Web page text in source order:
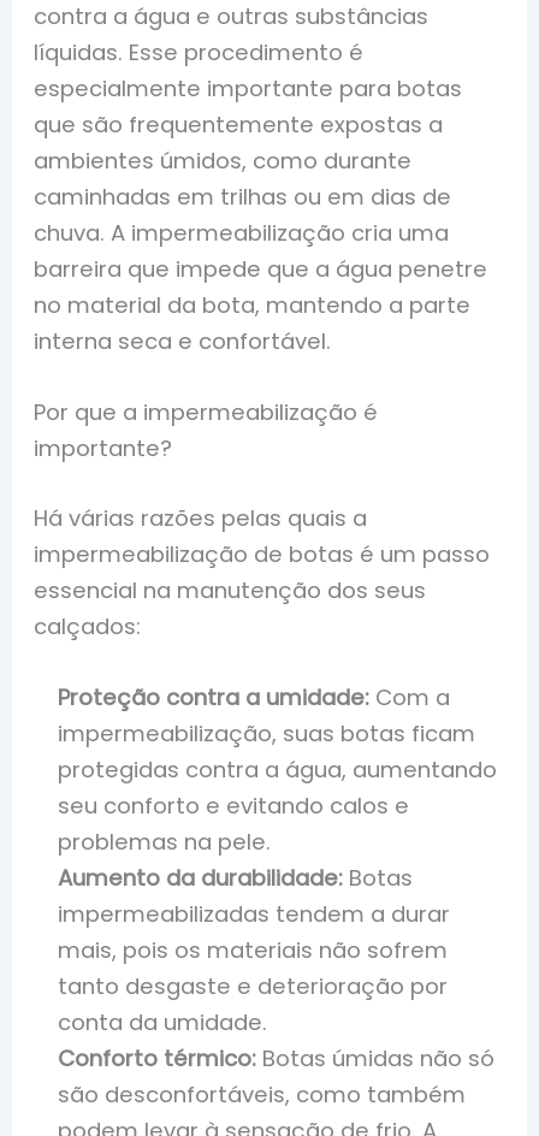
contra a água e outras substâncias
líquidas. Esse procedimento é
especialmente importante para botas
que são frequentemente expostas a
ambientes úmidos, como durante
caminhadas em trilhas ou em dias de
chuva. A impermeabilização cria uma
barreira que impede que a água penetre
no material da bota, mantendo a parte
interna seca e confortável.
Por que a impermeabilização é
importante?
Há várias razões pelas quais a
impermeabilização de botas é um passo
essencial na manutenção dos seus
calçados:
Proteção contra a umidade: Com a
impermeabilização, suas botas ficam
protegidas contra a água, aumentando
seu conforto e evitando calos e
problemas na pele.
Aumento da durabilidade: Botas
impermeabilizadas tendem a durar
mais, pois os materiais não sofrem
tanto desgaste e deterioração por
conta da umidade.
Conforto térmico: Botas úmidas não só
são desconfortáveis, como também